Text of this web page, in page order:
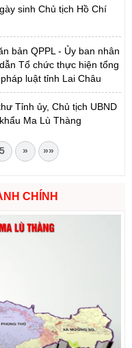
sinh Chủ tịch Hồ Chí
bản QPPL - Ủy ban nhân
Tổ chức thực hiện tổng
luật tỉnh Lai Châu
Tỉnh ủy, Chủ tịch UBND
Ma Lù Thàng
5 » »»
CHÍNH